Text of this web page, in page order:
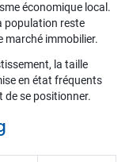
économique local.
population reste
marché immobilier.
la taille
en état fréquents
de se positionner.